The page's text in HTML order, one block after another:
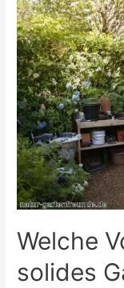
ins
naturnahe
Gartenkonzept
integriert
werden
kann
Welche
solides